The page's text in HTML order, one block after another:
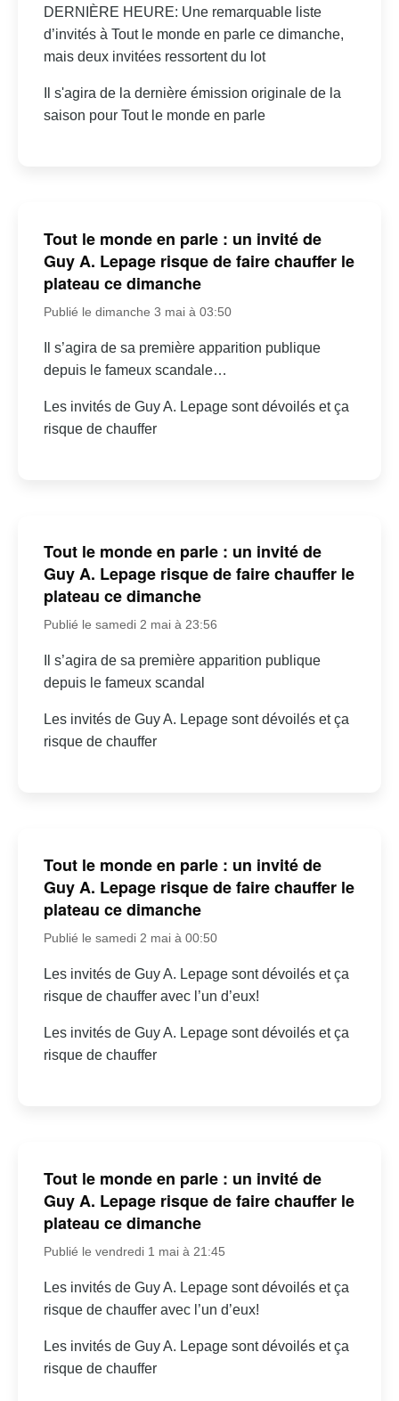
DERNIÈRE HEURE: Une remarquable liste
d’invités à Tout le monde en parle ce dimanche,
mais deux invitées ressortent du lot
Il s'agira de la dernière émission originale de la
saison pour Tout le monde en parle
Tout le monde en parle : un invité de
Guy A. Lepage risque de faire chauffer le
plateau ce dimanche
Publié le dimanche 3 mai à 03:50
Il s’agira de sa première apparition publique
depuis le fameux scandale…
Les invités de Guy A. Lepage sont dévoilés et ça
risque de chauffer
Tout le monde en parle : un invité de
Guy A. Lepage risque de faire chauffer le
plateau ce dimanche
Publié le samedi 2 mai à 23:56
Il s’agira de sa première apparition publique
depuis le fameux scandal
Les invités de Guy A. Lepage sont dévoilés et ça
risque de chauffer
Tout le monde en parle : un invité de
Guy A. Lepage risque de faire chauffer le
plateau ce dimanche
Publié le samedi 2 mai à 00:50
Les invités de Guy A. Lepage sont dévoilés et ça
risque de chauffer avec l’un d’eux!
Les invités de Guy A. Lepage sont dévoilés et ça
risque de chauffer
Tout le monde en parle : un invité de
Guy A. Lepage risque de faire chauffer le
plateau ce dimanche
Publié le vendredi 1 mai à 21:45
Les invités de Guy A. Lepage sont dévoilés et ça
risque de chauffer avec l’un d’eux!
Les invités de Guy A. Lepage sont dévoilés et ça
risque de chauffer